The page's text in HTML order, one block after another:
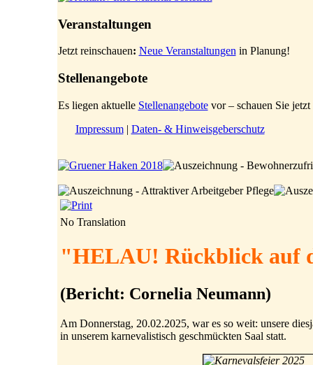
Veranstaltungen
Jetzt reinschauen: Neue Veranstaltungenin Planung!
Stellenangebote
Es liegen aktuelle Stellenangebotevor – schauen Sie jetzt
Impressum| Daten- & Hinweisgeberschutz
No Translation
"HELAU! Rückblick auf
(Bericht: Cornelia Neumann)
Am Donnerstag, 20.02.2025, war es so weit: unsere
in unserem karnevalistisch geschmückten Saal statt.